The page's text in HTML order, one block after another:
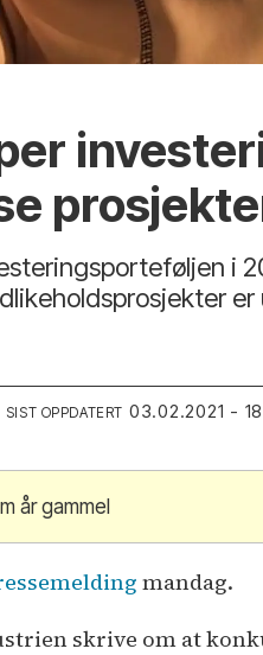
i
SIST OPPDATERT 03.02.2021 -
år gammel
mandag.
skrive om at